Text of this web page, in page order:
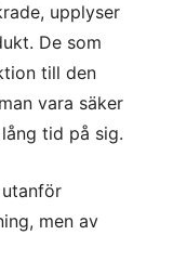
upplyser
De som
till den
vara säker
tid på sig.
men av